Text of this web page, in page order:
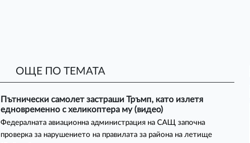
ОЩЕ ПО ТЕМАТА
Пътнически самолет застраши Тръмп, като излетя
едновременно с хеликоптера му (видео)
Федералната авиационна администрация на САЩ започна
проверка за нарушението на правилата за района на летище